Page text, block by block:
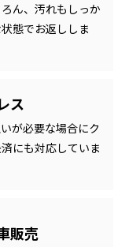
ん、汚れもしっか
態でお返ししま
ス
が必要な場合にク
にも対応していま
販売